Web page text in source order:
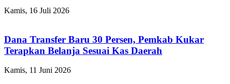
Kamis, 16 Juli 2026
Dana Transfer Baru 30 Persen, Pemkab Kukar
Terapkan Belanja Sesuai Kas Daerah
Kamis, 11 Juni 2026